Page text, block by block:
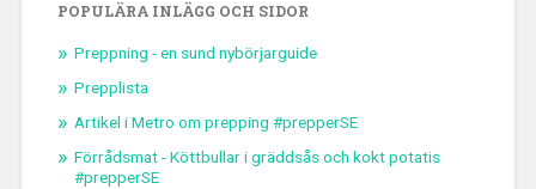
POPULÄRA INLÄGG OCH SIDOR
Preppning - en sund nybörjarguide
Prepplista
Artikel i Metro om prepping #prepperSE
Förrådsmat - Köttbullar i gräddsås och kokt potatis
#prepperSE